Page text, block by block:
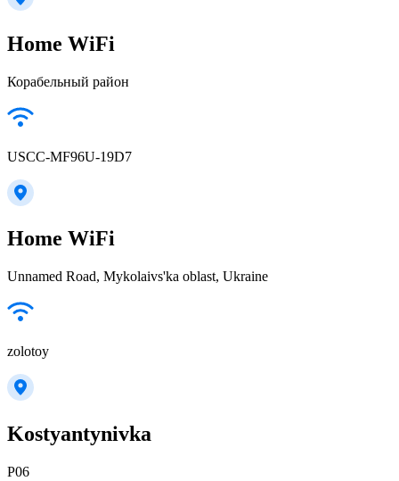
Home WiFi
Корабельный район
USCC-MF96U-19D7
Home WiFi
Unnamed Road, Mykolaivs'ka oblast, Ukraine
zolotoy
Kostyantynivka
P06